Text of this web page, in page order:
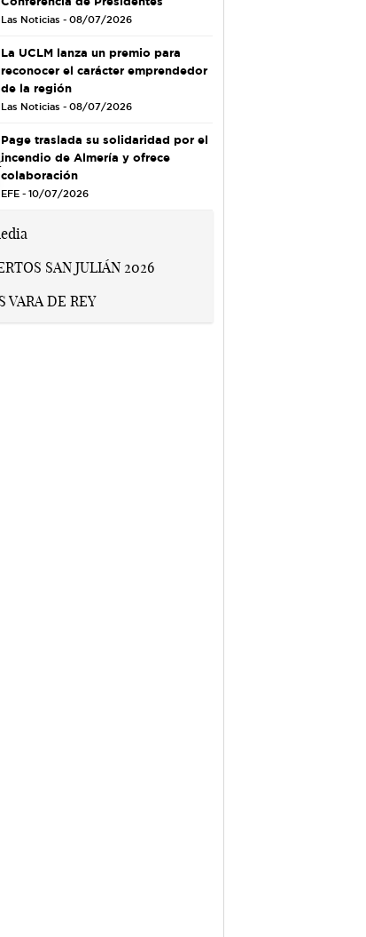
Las Noticias - 08/07/2026
La UCLM lanza un premio para
reconocer el carácter emprendedor
de la región
Las Noticias - 08/07/2026
Page traslada su solidaridad por el
incendio de Almería y ofrece
colaboración
EFE - 10/07/2026